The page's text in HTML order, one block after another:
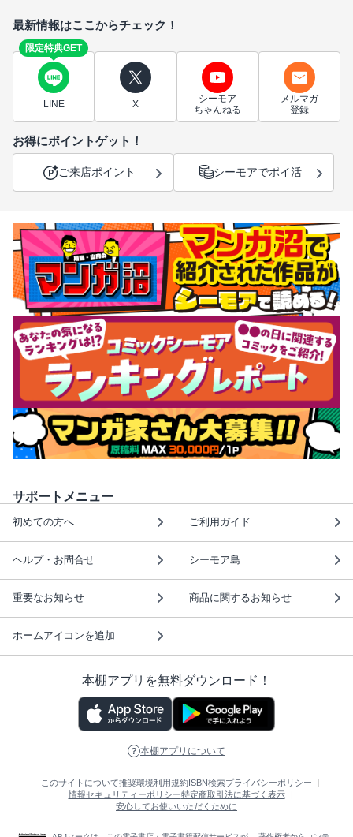
最新情報はここからチェック！
限定特典GET
LINE X
シーモア
ちゃんねる
メルマガ
登録
お得にポイントゲット！
ご来店ポイント シーモアでポイ活
サポートメニュー
初めての方へ ご利用ガイド
ヘルプ・お問合せ シーモア島
重要なお知らせ 商品に関するお知らせ
ホームアイコンを追加
本棚アプリを無料ダウンロード！
本棚アプリについて
このサイトについて推奨環境利用規約ISBN検索プライバシーポリシー
情報セキュリティーポリシー特定商取引法に基づく表示
安心してお使いいただくために